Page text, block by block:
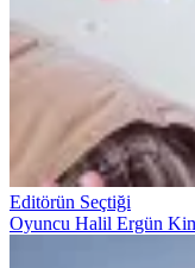
Editörün Seçtiği
Oyuncu Halil Ergün